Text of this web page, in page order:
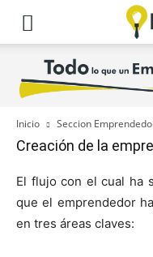
Inicio Seccion
Creación de la
El flujo con el cual ha
que el emprendedor
en tres áreas claves: